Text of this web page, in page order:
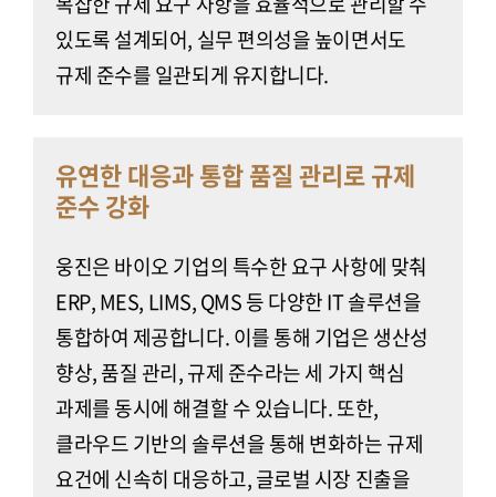
있도록 설계되어, 실무 편의성을 높이면서도
규제 준수를 일관되게 유지합니다.
유연한 대응과 통합 품질 관리로 규제
준수 강화
웅진은 바이오 기업의 특수한 요구 사항에 맞춰
ERP, MES, LIMS, QMS 등 다양한 IT 솔루션을
통합하여 제공합니다. 이를 통해 기업은 생산성
향상, 품질 관리, 규제 준수라는 세 가지 핵심
과제를 동시에 해결할 수 있습니다. 또한,
클라우드 기반의 솔루션을 통해 변화하는 규제
요건에 신속히 대응하고, 글로벌 시장 진출을